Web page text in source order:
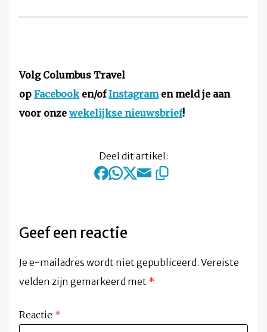
Volg Columbus Travel
op Facebooken/ofInstagramen meld je aan
voor onze wekelijkse nieuwsbrief!
Deel dit artikel:
Geef een reactie
Je e-mailadres wordt niet gepubliceerd. Vereiste
velden zijn gemarkeerd met *
Reactie *